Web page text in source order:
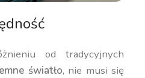
od tradycyjnych
światło, nie musi się